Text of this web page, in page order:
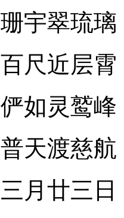
珊宇翠琉璃
百尺近层霄
俨如灵鹫峰
普天渡慈航
三月廿三日